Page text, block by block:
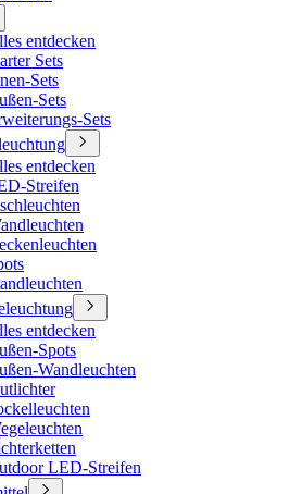
entdecken
Sets
Sets
Sets
Sets
entdecken
Streifen
entdecken
Spots
Wandleuchten
LED-Streifen